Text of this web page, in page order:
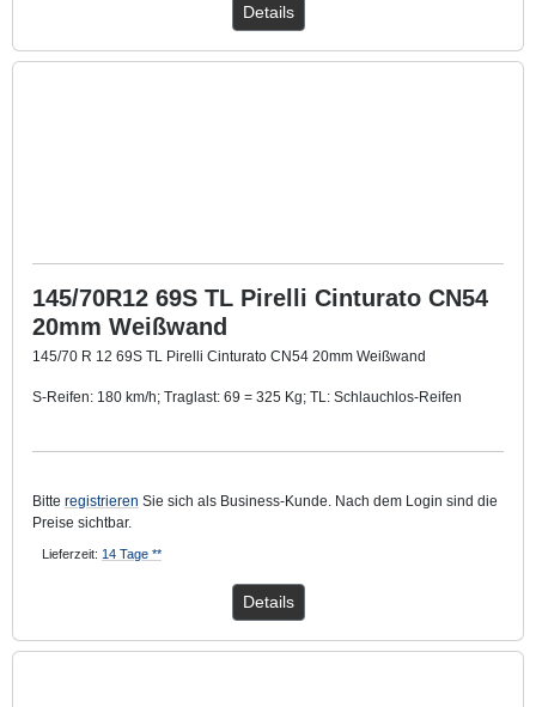
Details
145/70R12 69S TL Pirelli Cinturato CN54
20mm Weißwand
145/70 R 12 69S TL Pirelli Cinturato CN54 20mm Weißwand
S-Reifen: 180 km/h; Traglast: 69 = 325 Kg; TL: Schlauchlos-Reifen
Bitte registrieren Sie sich als Business-Kunde. Nach dem Login sind die
Preise sichtbar.
Lieferzeit: 14 Tage **
Details